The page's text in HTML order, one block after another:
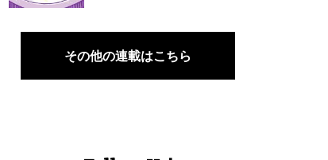
その他の連載はこちら